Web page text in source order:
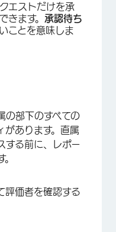
エストだけを承
きます。 承認待ち
ことを意味しま
の部下のすべての
があります。直属
する前に、レポー
評価者を確認する